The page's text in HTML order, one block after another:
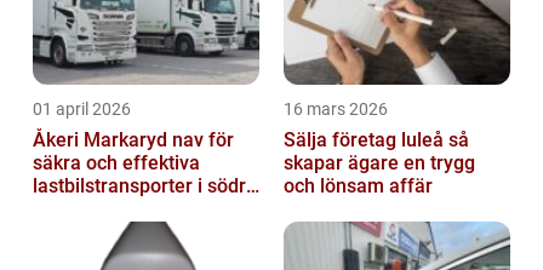
01 april 2026
Åkeri Markaryd nav för
säkra och effektiva
lastbilstransporter i södra
16 mars 2026
Sälja företag luleå så
skapar ägare en trygg
och lönsam affär